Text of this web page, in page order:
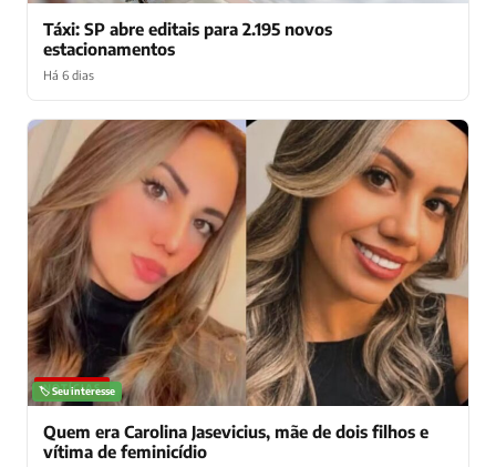
Táxi: SP abre editais para 2.195 novos
estacionamentos
Há 6 dias
NOTÍCIAS
🏷️ Seu interesse
Quem era Carolina Jasevicius, mãe de dois filhos e
vítima de feminicídio